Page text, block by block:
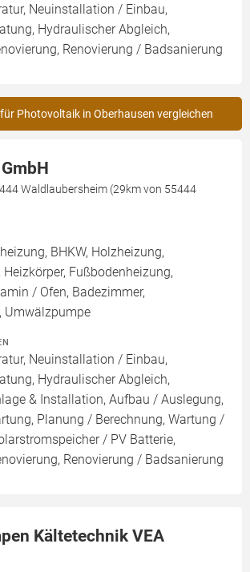
Neuinstallation / Einbau,
Hydraulischer Abgleich,
Renovierung / Badsanierung
Photovoltaik in Oberhausen vergleichen
Waldlaubersheim (29km von 55444
BHKW, Holzheizung,
Fußbodenheizung,
/ Ofen, Badezimmer,
Umwälzpumpe
Neuinstallation / Einbau,
Hydraulischer Abgleich,
& Installation, Aufbau / Auslegung,
Planung / Berechnung, Wartung /
/ PV Batterie,
Renovierung / Badsanierung
Kältetechnik VEA